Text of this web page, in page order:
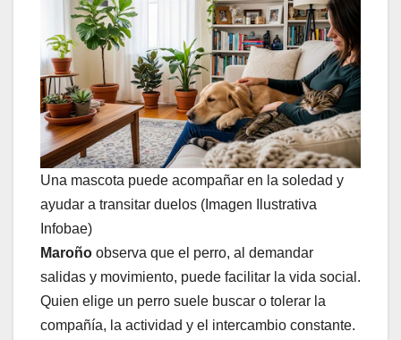
Una mascota puede acompañar en la soledad y
ayudar a transitar duelos (Imagen Ilustrativa
Infobae)
Maroño observa que el perro, al demandar
salidas y movimiento, puede facilitar la vida social.
Quien elige un perro suele buscar o tolerar la
compañía, la actividad y el intercambio constante.